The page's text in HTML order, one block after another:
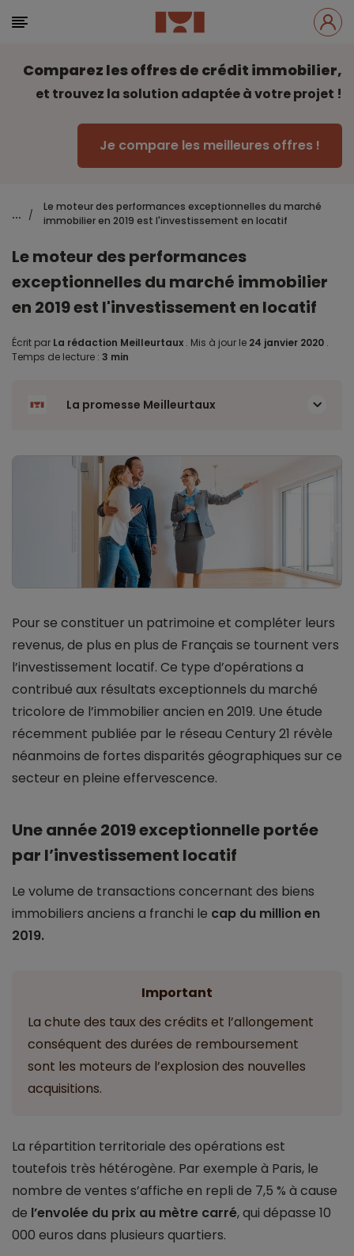
Comparez les offres de crédit immobilier,
et trouvez la solution adaptée à votre projet !
Je compare les meilleures offres !
... /
Le moteur des performances exceptionnelles du marché
immobilier en 2019 est l'investissement en locatif
Le moteur des performances
exceptionnelles du marché immobilier
en 2019 est l'investissement en locatif
Écrit par La rédaction Meilleurtaux . Mis à jour le 24 janvier 2020 .
Temps de lecture : 3 min
La promesse Meilleurtaux
Pour se constituer un patrimoine et compléter leurs
revenus, de plus en plus de Français se tournent vers
l’investissement locatif. Ce type d’opérations a
contribué aux résultats exceptionnels du marché
tricolore de l’immobilier ancien en 2019. Une étude
récemment publiée par le réseau Century 21 révèle
néanmoins de fortes disparités géographiques sur ce
secteur en pleine effervescence.
Une année 2019 exceptionnelle portée
par l’investissement locatif
Le volume de transactions concernant des biens
immobiliers anciens a franchi le cap du million en
2019.
Important
La chute des taux des crédits et l’allongement
conséquent des durées de remboursement
sont les moteurs de l’explosion des nouvelles
acquisitions.
La répartition territoriale des opérations est
toutefois très hétérogène. Par exemple à Paris, le
nombre de ventes s’affiche en repli de 7,5 % à cause
de l’envolée du prix au mètre carré, qui dépasse 10
000 euros dans plusieurs quartiers.